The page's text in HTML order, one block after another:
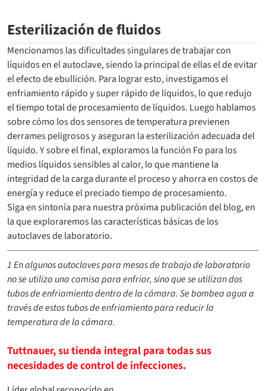
Esterilización de fluidos
Mencionamos las dificultades singulares de trabajar con
líquidos en el autoclave, siendo la principal de ellas el de evitar
el efecto de ebullición. Para lograr esto, investigamos el
enfriamiento rápido y super rápido de líquidos, lo que redujo
el tiempo total de procesamiento de líquidos. Luego hablamos
sobre cómo los dos sensores de temperatura previenen
derrames peligrosos y aseguran la esterilización adecuada del
líquido. Y sobre el final, exploramos la función Fo para los
medios líquidos sensibles al calor, lo que mantiene la
integridad de la carga durante el proceso y ahorra en costos de
energía y reduce el preciado tiempo de procesamiento.
Siga en sintonía para nuestra próxima publicación del blog, en
la que exploraremos las características básicas de los
autoclaves de laboratorio.
1 En algunos autoclaves para mesas de trabajo de laboratorio
no se utiliza una camisa para enfriar, sino que se utilizan dos
tubos de enfriamiento dentro de la cámara. Se bombea agua a
través de estos tubos de enfriamiento para reducir la
temperatura de la cámara.
Tuttnauer, su tienda integral para todas sus
necesidades de control de infecciones.